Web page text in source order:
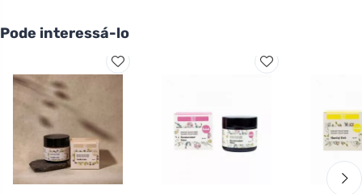
Pode interessá-lo